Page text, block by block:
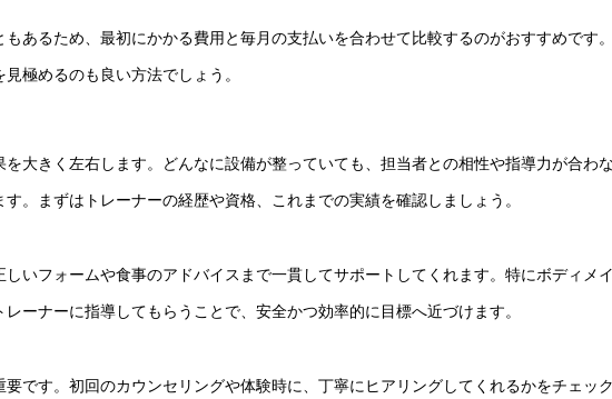
あるため、最初にかかる費用と毎月の支払いを合わせて比較するのがおすすめです
極めるのも良い方法でしょう。
大きく左右します。どんなに設備が整っていても、担当者との相性や指導力が合わ
。まずはトレーナーの経歴や資格、これまでの実績を確認しましょう。
いフォームや食事のアドバイスまで一貫してサポートしてくれます。特にボディメ
ーナーに指導してもらうことで、安全かつ効率的に目標へ近づけます。
です。初回のカウンセリングや体験時に、丁寧にヒアリングしてくれるかをチェッ